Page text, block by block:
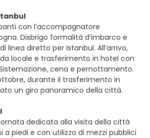
con l’accompagnatore
Disbrigo formalità d’imbarco e
linea diretto per Istanbul. All’arrivo,
locale e trasferimento in hotel con
cena e pernottamento.
durante il trasferimento in
un giro panoramico della città.
dedicata alla visita della città
a piedi e con utilizzo di mezzi pubblici